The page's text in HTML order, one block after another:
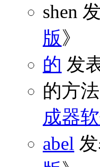
shen
版》
的 发
的方
成器
abel